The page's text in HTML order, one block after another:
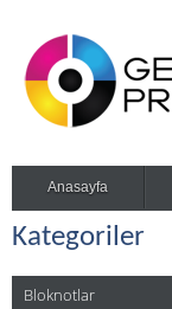
Anasayfa
Kategoriler
Bloknotlar